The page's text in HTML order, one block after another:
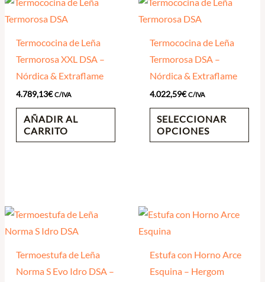
Termococina de Leña
Termorosa XXL DSA –
Nórdica & Extraflame
4.789,13€ C/IVA
AÑADIR AL
CARRITO
Termococina de Leña
Termorosa DSA –
Nórdica & Extraflame
4.022,59€ C/IVA
SELECCIONAR
OPCIONES
Termoestufa de Leña
Norma S Evo Idro DSA –
Estufa con Horno Arce
Esquina – Hergom